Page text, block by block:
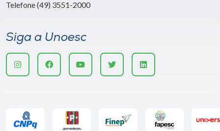
Telefone (49) 3551-2000
Siga a Unoesc